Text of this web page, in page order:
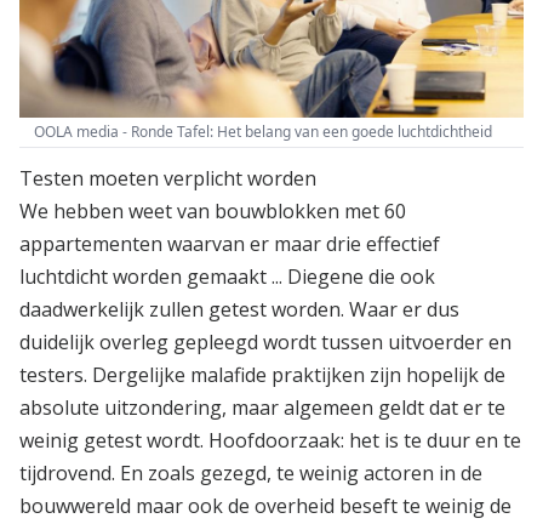
OOLA media - Ronde Tafel: Het belang van een goede luchtdichtheid
Testen moeten verplicht worden
We hebben weet van bouwblokken met 60
appartementen waarvan er maar drie effectief
luchtdicht worden gemaakt ... Diegene die ook
daadwerkelijk zullen getest worden. Waar er dus
duidelijk overleg gepleegd wordt tussen uitvoerder en
testers. Dergelijke malafide praktijken zijn hopelijk de
absolute uitzondering, maar algemeen geldt dat er te
weinig getest wordt. Hoofdoorzaak: het is te duur en te
tijdrovend. En zoals gezegd, te weinig actoren in de
bouwwereld maar ook de overheid beseft te weinig de